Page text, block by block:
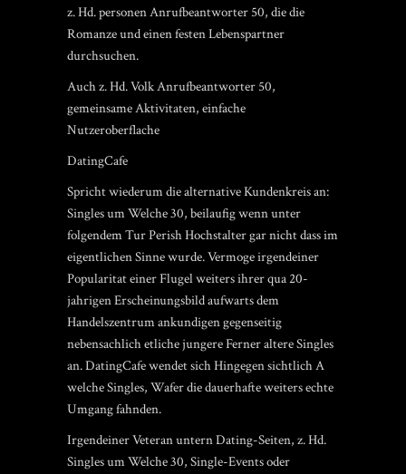
z. Hd. personen Anrufbeantworter 50, die die
Romanze und einen festen Lebenspartner
durchsuchen.
Auch z. Hd. Volk Anrufbeantworter 50,
gemeinsame Aktivitaten, einfache
Nutzeroberflache
DatingCafe
Spricht wiederum die alternative Kundenkreis an:
Singles um Welche 30, beilaufig wenn unter
folgendem Tur Perish Hochstalter gar nicht dass im
eigentlichen Sinne wurde. Vermoge irgendeiner
Popularitat einer Flugel weiters ihrer qua 20-
jahrigen Erscheinungsbild aufwarts dem
Handelszentrum ankundigen gegenseitig
nebensachlich etliche jungere Ferner altere Singles
an. DatingCafe wendet sich Hingegen sichtlich A
welche Singles, Wafer die dauerhafte weiters echte
Umgang fahnden.
Irgendeiner Veteran untern Dating-Seiten, z. Hd.
Singles um Welche 30, Single-Events oder